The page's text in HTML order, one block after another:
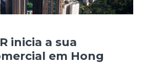
inicia a sua
em Hong